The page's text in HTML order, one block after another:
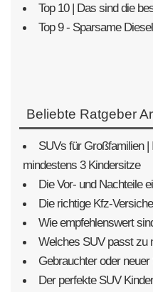
Top 10 | Das sind die
Top 9 - Sparsame
Beliebte Ratgeber
SUVs für Großfamilien
mindestens 3 Kindersitze
Die Vor- und Nachteile
Die richtige Kfz-
Wie empfehlenswert
Welches SUV passt zu
Gebrauchter oder
Der perfekte SUV